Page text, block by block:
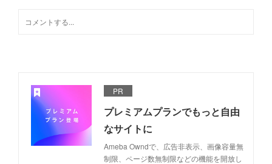
PR
プレミアムプランでもっと自由
なサイトに
Ameba Owndで、広告非表示、画像容量無
制限、ページ数無制限などの機能を開放し